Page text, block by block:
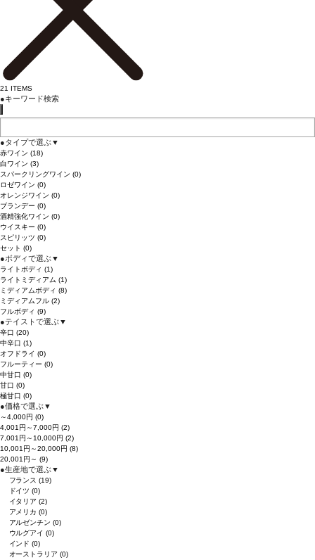
21 ITEMS
●キーワード検索
●タイプで選ぶ▼
赤ワイン (18)
白ワイン (3)
スパークリングワイン (0)
ロゼワイン (0)
オレンジワイン (0)
ブランデー (0)
酒精強化ワイン (0)
ウイスキー (0)
スピリッツ (0)
セット (0)
●ボディで選ぶ▼
ライトボディ (1)
ライトミディアム (1)
ミディアムボディ (8)
ミディアムフル (2)
フルボディ (9)
●テイストで選ぶ▼
辛口 (20)
中辛口 (1)
オフドライ (0)
フルーティー (0)
中甘口 (0)
甘口 (0)
極甘口 (0)
●価格で選ぶ▼
～4,000円 (0)
4,001円～7,000円 (2)
7,001円～10,000円 (2)
10,001円～20,000円 (8)
20,001円～ (9)
●生産地で選ぶ▼
フランス(19)
ドイツ(0)
イタリア(2)
アメリカ(0)
アルゼンチン(0)
ウルグアイ(0)
インド(0)
オーストラリア(0)